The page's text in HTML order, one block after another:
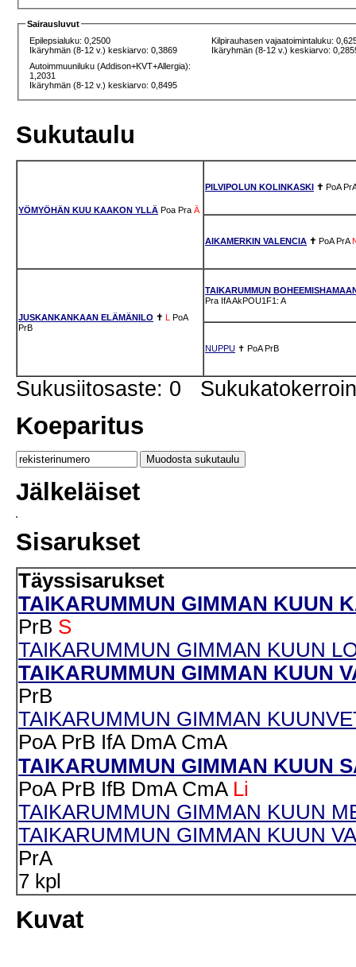
Sairausluvut
Epilepsialuku: 0,2500
Ikäryhmän (8-12 v.) keskiarvo: 0,3869
Kilpirauhasen vajaatoimintaluku:
Ikäryhmän (8-12 v.) keskiarvo:
Autoimmuuniluku (Addison+KVT+Allergia):
1,2031
Ikäryhmän (8-12 v.) keskiarvo: 0,8495
Sukutaulu
YÖMYÖHÄN KUU KAAKON YLLÄ Poa Pra Ä
PILVIPOLUN KOLINKASKI ✝ PoA PrA
AIKAMERKIN VALENCIA ✝ PoA PrA
JUSKANKANKAAN ELÄMÄNILO ✝ L PoA
PrB
TAIKARUMMUN
Pra IfAAkPOU1F1: A
NUPPU ✝ PoA PrB
Sukusiitosaste: 0
Koeparitus
Jälkeläiset
Sisarukset
Täyssisarukset
TAIKARUMMUN GIMMAN KUUN
PrB S
TAIKARUMMUN GIMMAN KUUN
TAIKARUMMUN GIMMAN KUUN
PrB
TAIKARUMMUN GIMMAN
PoA PrB IfA DmA CmA
TAIKARUMMUN GIMMAN KUUN
PoA PrB IfB DmA CmA Li
TAIKARUMMUN GIMMAN KUUN
TAIKARUMMUN GIMMAN KUUN
PrA
7 kpl
Kuvat